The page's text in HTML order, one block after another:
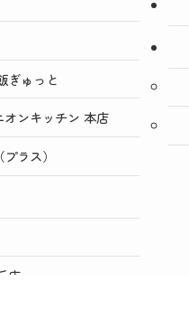
ぎゅっと
ンキッチン 本店
ラス）
店